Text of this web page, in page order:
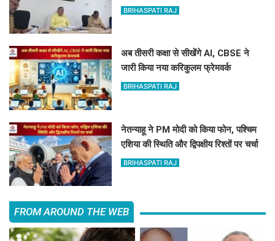
लागू
BRIHASPATI RAJ
अब तीसरी कक्षा से सीखेंगे AI, CBSE ने
जारी किया नया करिकुलम फ्रेमवर्क
BRIHASPATI RAJ
नेतन्याहू ने PM मोदी को किया फोन, पश्चिम
एशिया की स्थिति और द्विपक्षीय रिश्तों पर चर्चा
BRIHASPATI RAJ
FROM AROUND THE WEB